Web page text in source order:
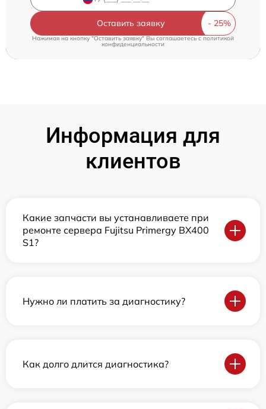
Оставить заявку
Нажимая на кнопку "Оставить заявку" Вы соглашаетесь c политикой
конфиденциальности
Информация для
клиентов
Какие запчасти вы устанавливаете при
ремонте сервера Fujitsu Primergy BX400
S1?
Нужно ли платить за диагностику?
Как долго длится диагностика?